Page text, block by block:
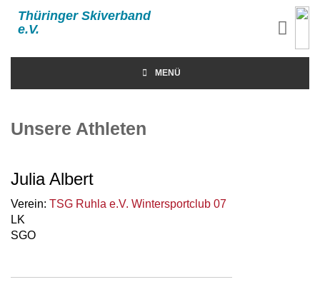
Thüringer Skiverband
e.V.
MENÜ
Unsere Athleten
Julia Albert
Verein: TSG Ruhla e.V. Wintersportclub 07
LK
SGO